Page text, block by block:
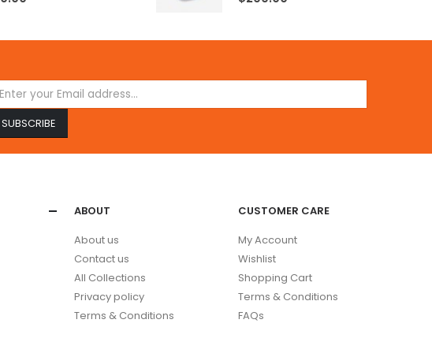
ABOUT
About us
Contact us
All Collections
Privacy policy
Terms & Conditions
CUSTOMER CARE
My Account
Wishlist
Shopping Cart
Terms & Conditions
FAQs